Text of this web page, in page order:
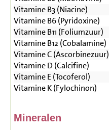
Vitamine B3 (Niacine)
Vitamine B6 (Pyridoxine)
Vitamine B11 (Foliumzuur)
Vitamine B12 (Cobalamine)
Vitamine C (Ascorbinezuur)
Vitamine D (Calcifine)
Vitamine E (Tocoferol)
Vitamine K (Fylochinon)
Mineralen